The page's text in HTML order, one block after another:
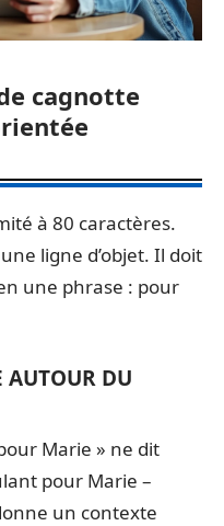
cagnotte
à 80 caractères.
une ligne d’objet. Il doit
une phrase : pour
AUTOUR DU
Marie » ne dit
pour Marie –
un contexte